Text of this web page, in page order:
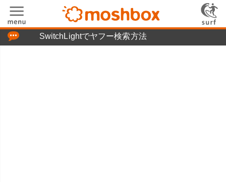
SwitchLightでヤフー検索方法
「つぶやき」の使い方